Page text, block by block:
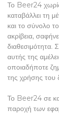
Το Beer24
καταβάλλει τη
και το σύνολο
ακρίβεια,
διαθεσιμότητα.
αυτής της
οποιαδήποτε
της χρήσης του
Το Beer24 σε
παροχή των